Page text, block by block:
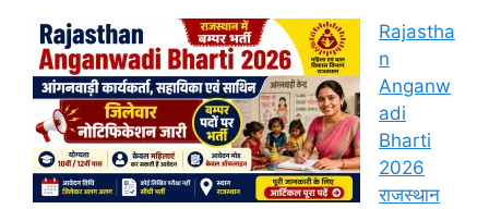
Rajastha
n
Anganw
adi
Bharti
2026
राजस्थान